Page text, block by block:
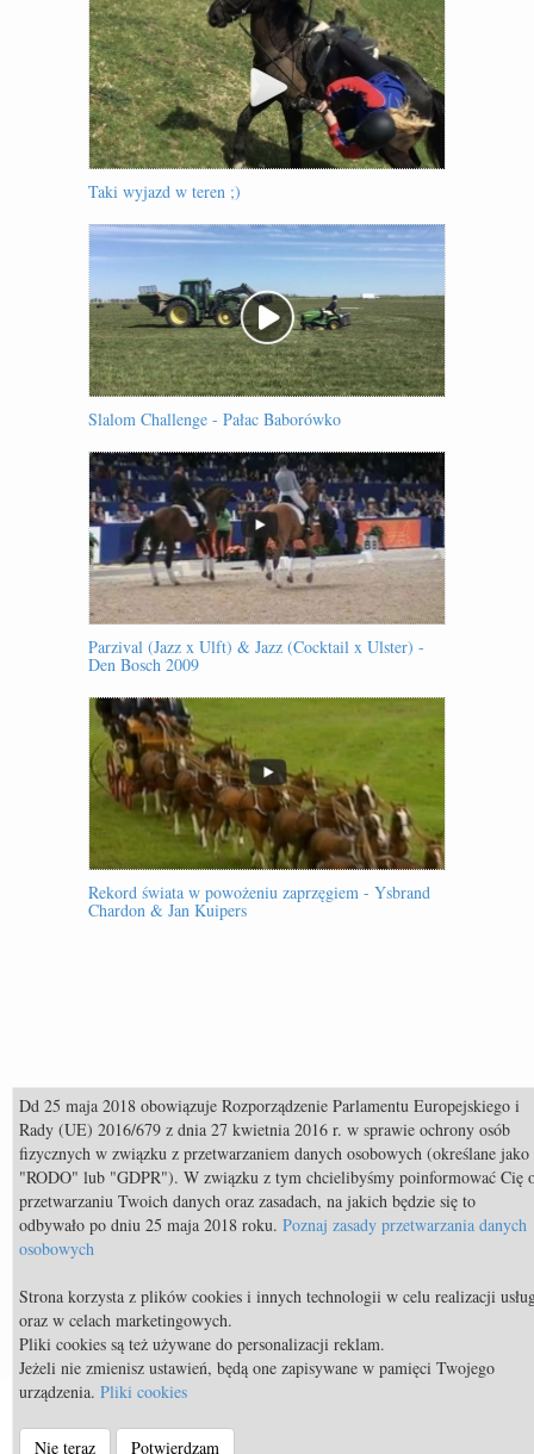
Taki wyjazd w teren ;)
Slalom Challenge - Pałac Baborówko
Parzival (Jazz x Ulft) & Jazz (Cocktail x Ulster) -
Den Bosch 2009
Rekord świata w powożeniu zaprzęgiem - Ysbrand
Chardon & Jan Kuipers
Społeczności
© Equista.pl 2014 - 2026 - a timeless venture |
Dd 25 maja 2018 obowiązuje Rozporządzenie Parlamentu Europejskiego i
Rady (UE) 2016/679 z dnia 27 kwietnia 2016 r. w sprawie ochrony osób
fizycznych w związku z przetwarzaniem danych osobowych (określane jako
"RODO" lub "GDPR"). W związku z tym chcielibyśmy poinformować Cię
przetwarzaniu Twoich danych oraz zasadach, na jakich będzie się to
odbywało po dniu 25 maja 2018 roku. Poznaj zasady przetwarzania danych
osobowych
Strona korzysta z plików cookies i innych technologii w celu realizacji
oraz w celach marketingowych.
Pliki cookies są też używane do personalizacji reklam.
Jeżeli nie zmienisz ustawień, będą one zapisywane w pamięci Twojego
urządzenia. Pliki cookies
Nie teraz Potwierdzam